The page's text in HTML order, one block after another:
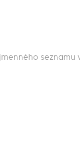
seznamu